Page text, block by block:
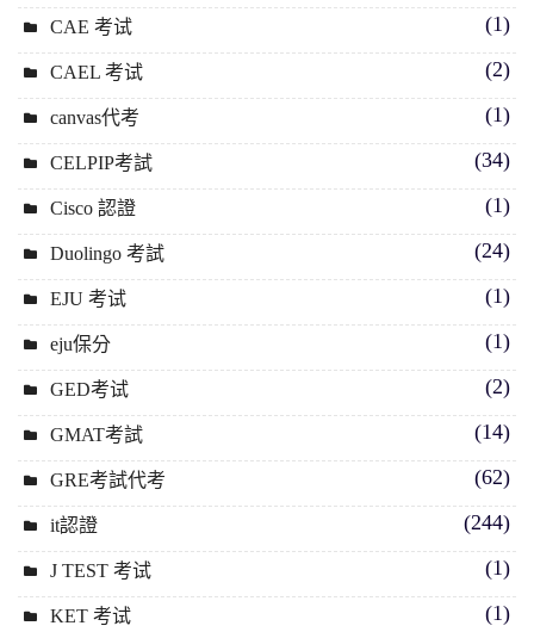
CAE 考试 (1)
CAEL 考试 (2)
canvas代考 (1)
CELPIP考試 (34)
Cisco 認證 (1)
Duolingo 考試 (24)
EJU 考试 (1)
eju保分 (1)
GED考试 (2)
GMAT考試 (14)
GRE考試代考 (62)
it認證 (244)
J TEST 考试 (1)
KET 考试 (1)